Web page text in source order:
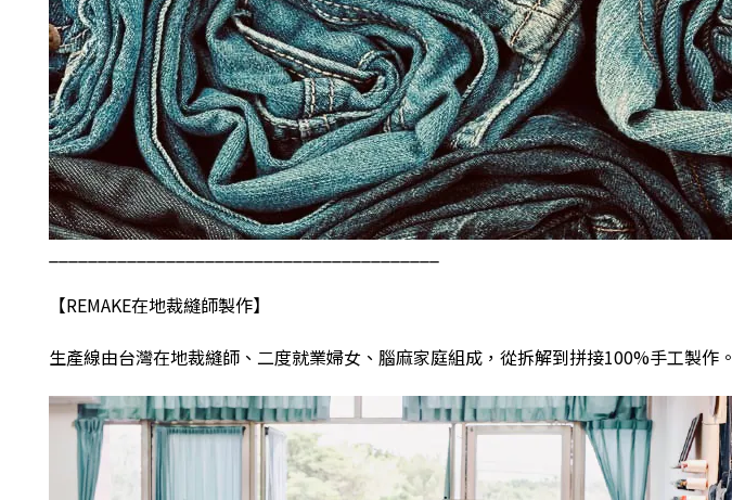
【REMAKE在地裁縫師製作】
生產線由台灣在地裁縫師、二度就業婦女、腦麻家庭組成，從拆解到拼接100%手工製作。